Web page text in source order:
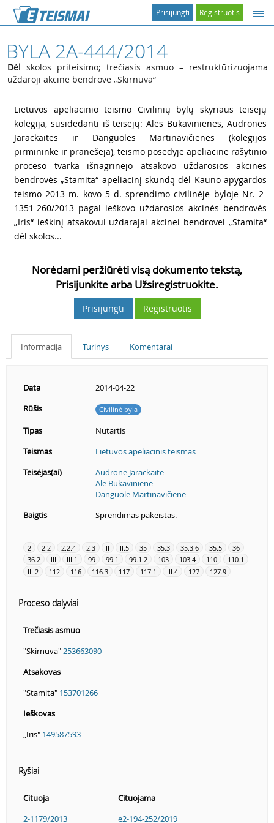
Registruotis
Prisijungti
BYLA 2A-444/2014
Dėl skolos priteisimo; trečiasis asmuo – restruktūrizuojama
uždaroji akcinė bendrovė „Skirnuva“
Lietuvos apeliacinio teismo Civilinių bylų skyriaus teisėjų
kolegija, susidedanti iš teisėjų: Alės Bukavinienės, Audronės
Jarackaitės ir Danguolės Martinavičienės (kolegijos
pirmininkė ir pranešėja), teismo posėdyje apeliacine rašytinio
proceso tvarka išnagrinėjo atsakovo uždarosios akcinės
bendrovės „Stamita“ apeliacinį skundą dėl Kauno apygardos
teismo 2013 m. kovo 5 d. sprendimo civilinėje byloje Nr. 2-
1351-260/2013 pagal ieškovo uždarosios akcinės bendrovės
„Iris“ ieškinį atsakovui uždarajai akcinei bendrovei „Stamita“
dėl skolos...
Norėdami peržiūrėti visą dokumento tekstą,
Prisijunkite arba Užsiregistruokite.
Prisijungti Registruotis
Informacija Turinys Komentarai
Data
2014-04-22
Rūšis
Civilinė byla
Tipas
Nutartis
Teismas
Lietuvos apeliacinis teismas
Teisėjas(ai)
Audronė Jarackaitė
Alė Bukavinienė
Danguolė Martinavičienė
Baigtis
Sprendimas pakeistas.
2 2.2 2.2.4 2.3 II II.5 35 35.3 35.3.6 35.5
36
36.2
III III.1 99 99.1 99.1.2 103 103.4 110
110.1
III.2
112 116 116.3 117 117.1 III.4 127 127.9
Proceso dalyviai
Trečiasis asmuo
"Skirnuva" 253663090
Atsakovas
"Stamita" 153701266
Ieškovas
„Iris" 149587593
Ryšiai
Cituoja
Cituojama
2-1179/2013
e2-194-252/2019